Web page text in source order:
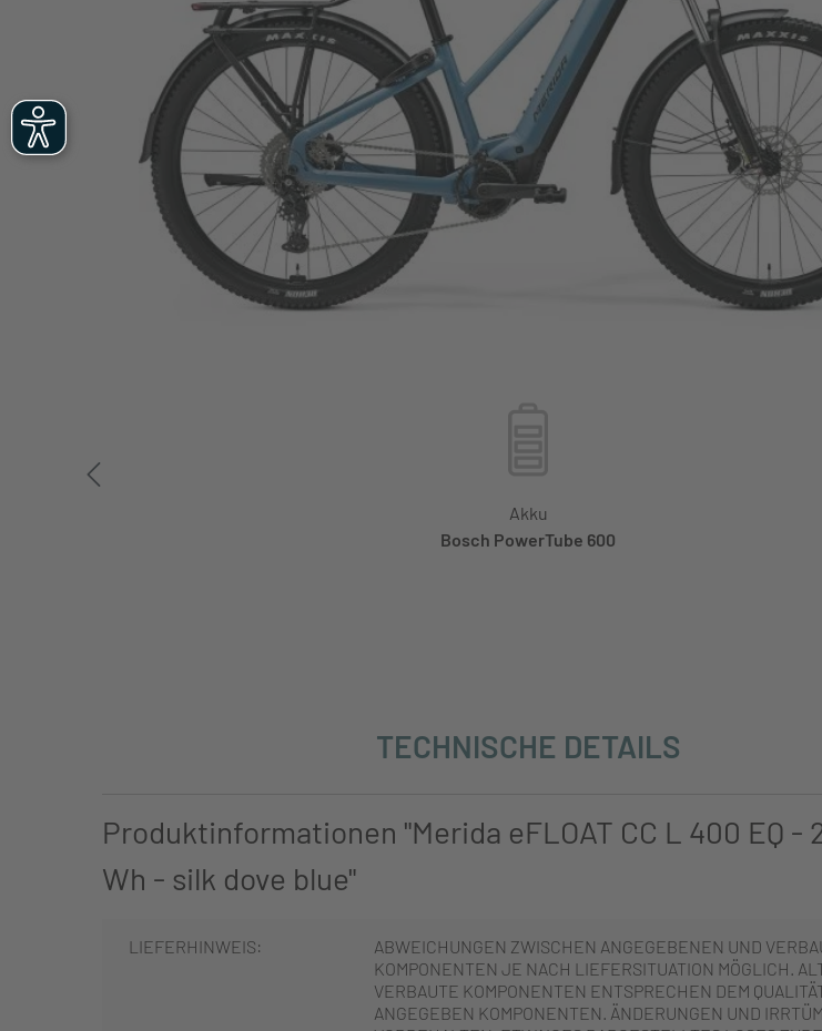
Akku
Bosch PowerTube 600
TECHNISCHE DETAILS
Produktinformationen "Merida eFLOAT CC L 400 EQ -
Wh - silk dove blue"
LIEFERHINWEIS:
ABWEICHUNGEN ZWISCHEN ANGEGEBENEN UND
KOMPONENTEN JE NACH LIEFERSITUATION MÖGLICH.
VERBAUTE KOMPONENTEN ENTSPRECHEN DEM
ANGEGEBEN KOMPONENTEN. ÄNDERUNGEN UND